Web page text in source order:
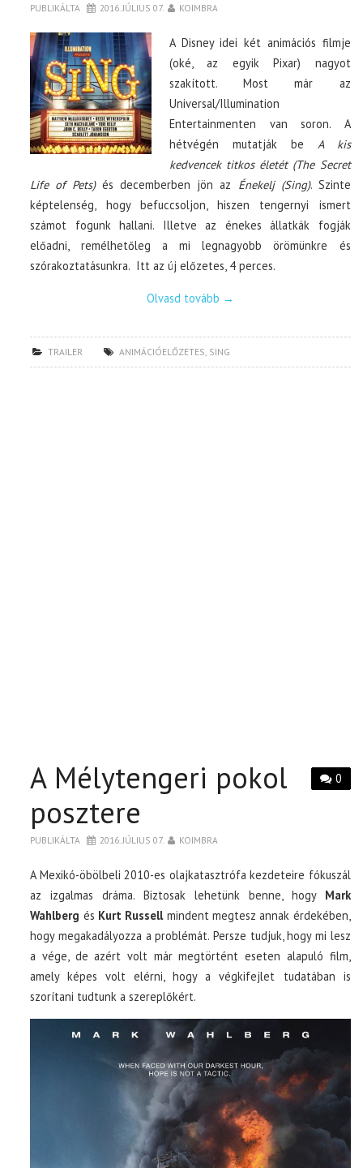
PUBLIKÁLTA 2016. JÚLIUS 07. KOIMBRA
A Disney idei két animációs filmje
(oké, az egyik Pixar) nagyot
szakított. Most már az
Universal/Illumination
Entertainmenten van soron. A
hétvégén mutatják be A kis
kedvencek titkos életét (The Secret
Life of Pets)és decemberben jön az Énekelj (Sing). Szinte
képtelenség, hogy befuccsoljon, hiszen tengernyi ismert
számot fogunk hallani. Illetve az énekes állatkák fogják
előadni, remélhetőleg a mi legnagyobb örömünkre és
szórakoztatásunkra. Itt az új előzetes, 4 perces.
Olvasd tovább →
TRAILER ANIMÁCIÓELŐZETES, SING
0
A Mélytengeri pokol
posztere
PUBLIKÁLTA 2016. JÚLIUS 07. KOIMBRA
A Mexikó-öbölbeli 2010-es olajkatasztrófa kezdeteire fókuszál
az izgalmas dráma. Biztosak lehetünk benne, hogy Mark
Wahlberg és Kurt Russellmindent megtesz annak érdekében,
hogy megakadályozza a problémát. Persze tudjuk, hogy mi lesz
a vége, de azért volt már megtörtént eseten alapuló film,
amely képes volt elérni, hogy a végkifejlet tudatában is
szorítani tudtunk a szereplőkért.